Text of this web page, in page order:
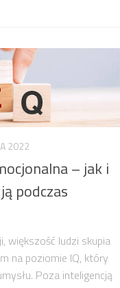
2022
– jak i
podczas
większość ludzi skupia
na poziomie IQ, który
Poza inteligencją